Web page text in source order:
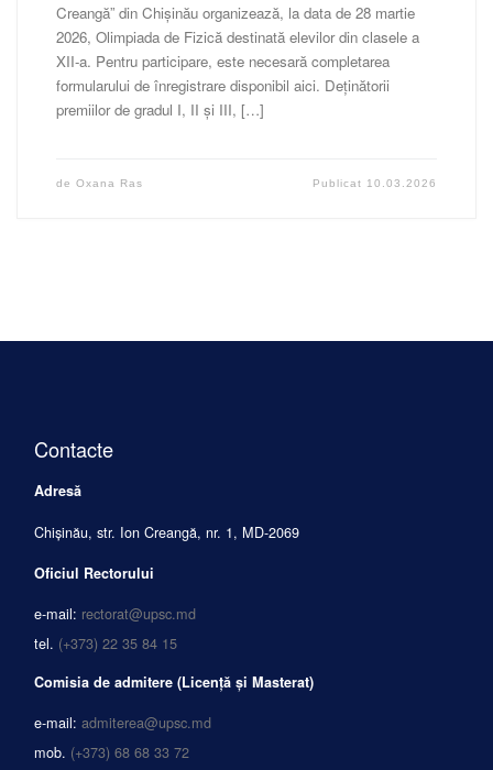
Creangă” din Chișinău organizează, la data de 28 martie
2026, Olimpiada de Fizică destinată elevilor din clasele a
XII-a. Pentru participare, este necesară completarea
formularului de înregistrare disponibil aici. Deținătorii
premiilor de gradul I, II și III, […]
de Oxana Ras Publicat 10.03.2026
Contacte
Adresă
Chișinău, str. Ion Creangă, nr. 1, MD-2069
Oficiul Rectorului
e-mail: rectorat@upsc.md
tel. (+373) 22 35 84 15
Comisia de admitere (Licență și Masterat)
e-mail: admiterea@upsc.md
mob. (+373) 68 68 33 72